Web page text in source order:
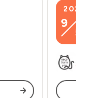
2026
9
5